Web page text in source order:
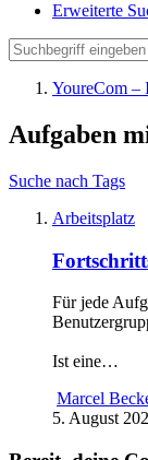
Erweiterte
YoureCom –
Aufgaben
Suche nach Tags
Arbeitsplatz
Für jede
Ist eine…
Marcel
5. August